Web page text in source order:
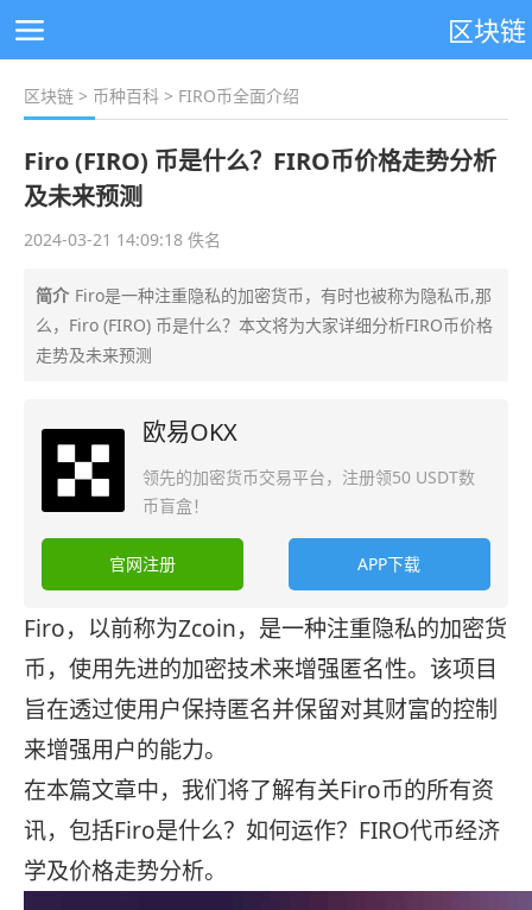
区块链
区块链 > 币种百科 > FIRO币全面介绍
Firo (FIRO) 币是什么？FIRO币价格走势分析
及未来预测
2024-03-21 14:09:18 佚名
简介 Firo是一种注重隐私的加密货币，有时也被称为隐私币,那
么，Firo (FIRO) 币是什么？本文将为大家详细分析FIRO币价格
走势及未来预测
欧易OKX
领先的加密货币交易平台，注册领50 USDT数
币盲盒！
官网注册 APP下载
Firo，以前称为Zcoin，是一种注重隐私的加密货
币，使用先进的加密技术来增强匿名性。该项目
旨在透过使用户保持匿名并保留对其财富的控制
来增强用户的能力。
在本篇文章中，我们将了解有关Firo币的所有资
讯，包括Firo是什么？如何运作？FIRO代币经济
学及价格走势分析。